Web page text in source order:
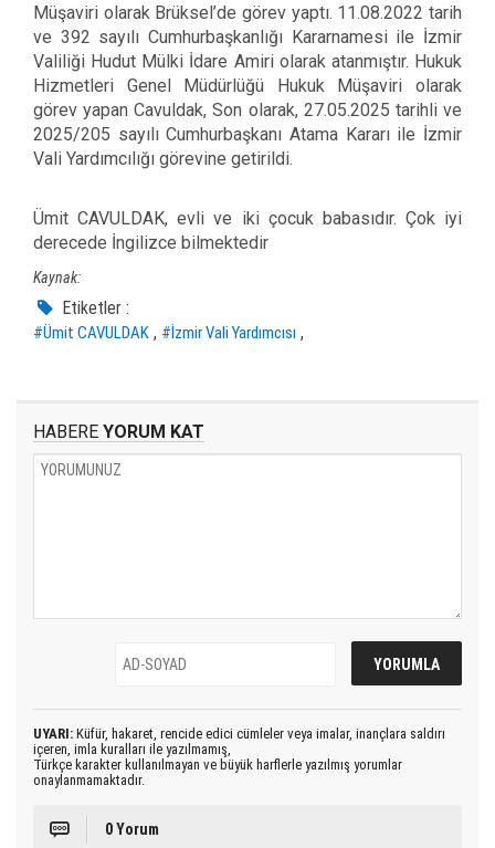
Müşaviri olarak Brüksel’de görev yaptı. 11.08.2022 tarih
ve 392 sayılı Cumhurbaşkanlığı Kararnamesi ile İzmir
Valiliği Hudut Mülki İdare Amiri olarak atanmıştır. Hukuk
Hizmetleri Genel Müdürlüğü Hukuk Müşaviri olarak
görev yapan Cavuldak, Son olarak, 27.05.2025 tarihli ve
2025/205 sayılı Cumhurbaşkanı Atama Kararı ile İzmir
Vali Yardımcılığı görevine getirildi.
Ümit CAVULDAK, evli ve iki çocuk babasıdır. Çok iyi
derecede İngilizce bilmektedir
Kaynak:
Etiketler :
#Ümit CAVULDAK , #İzmir Vali Yardımcısı ,
HABERE YORUM KAT
UYARI: Küfür, hakaret, rencide edici cümleler veya imalar, inançlara saldırı
içeren, imla kuralları ile yazılmamış,
Türkçe karakter kullanılmayan ve büyük harflerle yazılmış yorumlar
onaylanmamaktadır.
0 Yorum